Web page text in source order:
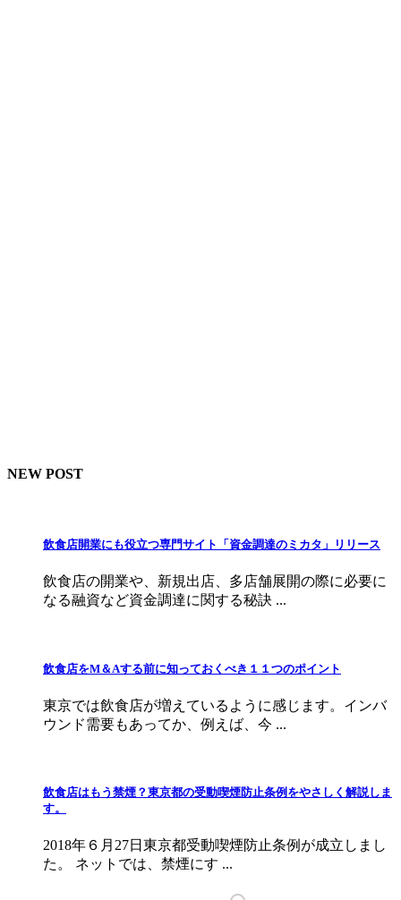
NEW POST
飲食店開業にも役立つ専門サイト「資金調達のミカタ」リリース
飲食店の開業や、新規出店、多店舗展開の際に必要に
なる融資など資金調達に関する秘訣 ...
飲食店をМ＆Aする前に知っておくべき１１つのポイント
東京では飲食店が増えているように感じます。インバ
ウンド需要もあってか、例えば、今 ...
飲食店はもう禁煙？東京都の受動喫煙防止条例をやさしく解説しま
す。
2018年６月27日東京都受動喫煙防止条例が成立しまし
た。 ネットでは、禁煙にす ...